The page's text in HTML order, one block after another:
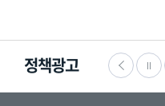
정책광고
익신고 찾기쉬운 생활법